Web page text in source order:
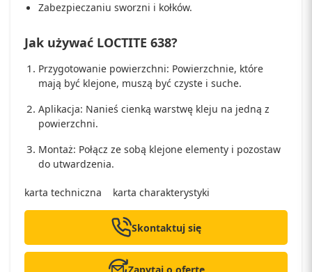
Zabezpieczaniu sworzni i kołków.
Jak używać LOCTITE 638?
Przygotowanie powierzchni: Powierzchnie, które
mają być klejone, muszą być czyste i suche.
Aplikacja: Nanieś cienką warstwę kleju na jedną z
powierzchni.
Montaż: Połącz ze sobą klejone elementy i pozostaw
do utwardzenia.
karta techniczna karta charakterystyki
Skontaktuj się
Zapytaj o ofertę